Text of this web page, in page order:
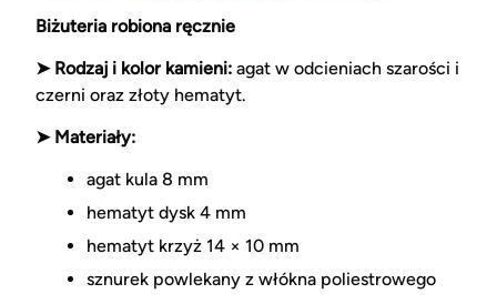
Biżuteria robiona ręcznie
➤ Rodzaj i kolor kamieni: agat w odcieniach szarości i
czerni oraz złoty hematyt.
➤ Materiały:
agat kula 8 mm
hematyt dysk 4 mm
hematyt krzyż 14 × 10 mm
sznurek powlekany z włókna poliestrowego